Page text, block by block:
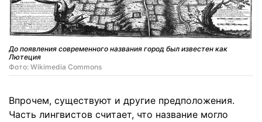
До появления современного названия город был известен как
Лютеция
Фото: Wikimedia Commons
Впрочем, существуют и другие предположения.
Часть лингвистов считает, что название могло